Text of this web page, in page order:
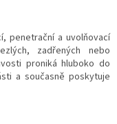
penetrační a uvolňovací
zadřených nebo
proniká hluboko do
a současně poskytuje